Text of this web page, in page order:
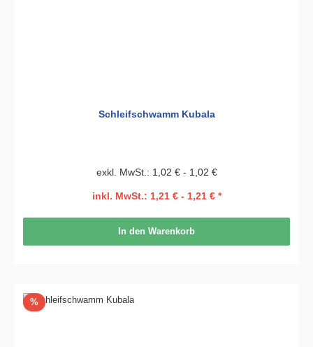
Schleifschwamm Kubala
exkl. MwSt.: 1,02 € - 1,02 €
inkl. MwSt.: 1,21 € - 1,21 € *
In den Warenkorb
%Rabatt